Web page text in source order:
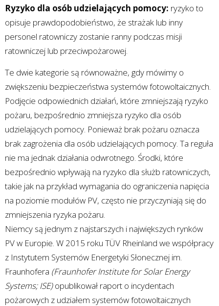
Ryzyko dla osób udzielających pomocy: ryzyko to
opisuje prawdopodobieństwo, że strażak lub inny
personel ratowniczy zostanie ranny podczas misji
ratowniczej lub przeciwpożarowej.
Te dwie kategorie są równoważne, gdy mówimy o
zwiększeniu bezpieczeństwa systemów fotowoltaicznych.
Podjęcie odpowiednich działań, które zmniejszają ryzyko
pożaru, bezpośrednio zmniejsza ryzyko dla osób
udzielających pomocy. Ponieważ brak pożaru oznacza
brak zagrożenia dla osób udzielających pomocy. Ta reguła
nie ma jednak działania odwrotnego. Środki, które
bezpośrednio wpływają na ryzyko dla służb ratowniczych,
takie jak na przykład wymagania do ograniczenia napięcia
na poziomie modułów PV, często nie przyczyniają się do
zmniejszenia ryzyka pożaru.
Niemcy są jednym z najstarszych i największych rynków
PV w Europie. W 2015 roku TÜV Rheinland we współpracy
z Instytutem Systemów Energetyki Słonecznej im.
Fraunhofera (Fraunhofer Institute for Solar Energy
Systems; ISE)opublikował raport o incydentach
pożarowych z udziałem systemów fotowoltaicznych